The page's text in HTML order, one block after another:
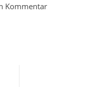
Kommentar